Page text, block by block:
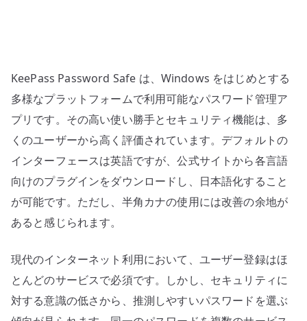
へ
の
KeePass Password Safe は、Windows をはじめとする
多様なプラットフォームで利用可能なパスワード管理ア
プリです。その高い使い勝手とセキュリティ機能は、多
くのユーザーから高く評価されています。デフォルトの
インターフェースは英語ですが、公式サイトから各言語
向けのプラグインをダウンロードし、日本語化すること
が可能です。ただし、半角カナの使用には改善の余地が
あると感じられます。
現代のインターネット利用において、ユーザー登録はほ
とんどのサービスで必須です。しかし、セキュリティに
対する意識の低さから、推測しやすいパスワードを選ぶ